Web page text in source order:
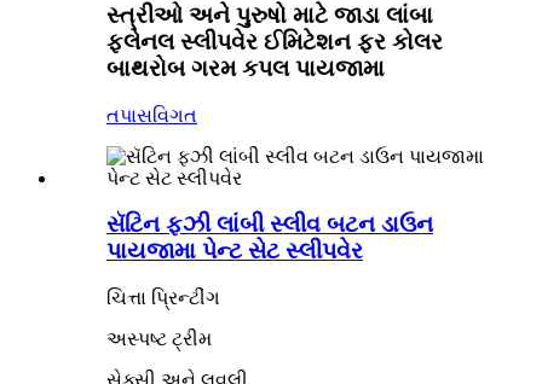
સ્ત્રીઓ અને પુરુષો માટે જાડા લાંબા
ફલેનલ સ્લીપવેર ઈમિટેશન ફર કોલર
બાથરોબ ગરમ કપલ પાયજામા
તપાસવિગત
સૅટિન ફઝી લાંબી સ્લીવ બટન ડાઉન
પાયજામા પેન્ટ સેટ સ્લીપવેર
ચિત્તા પ્રિન્ટીંગ
અસ્પષ્ટ ટ્રીમ
સેક્સી અને લવલી